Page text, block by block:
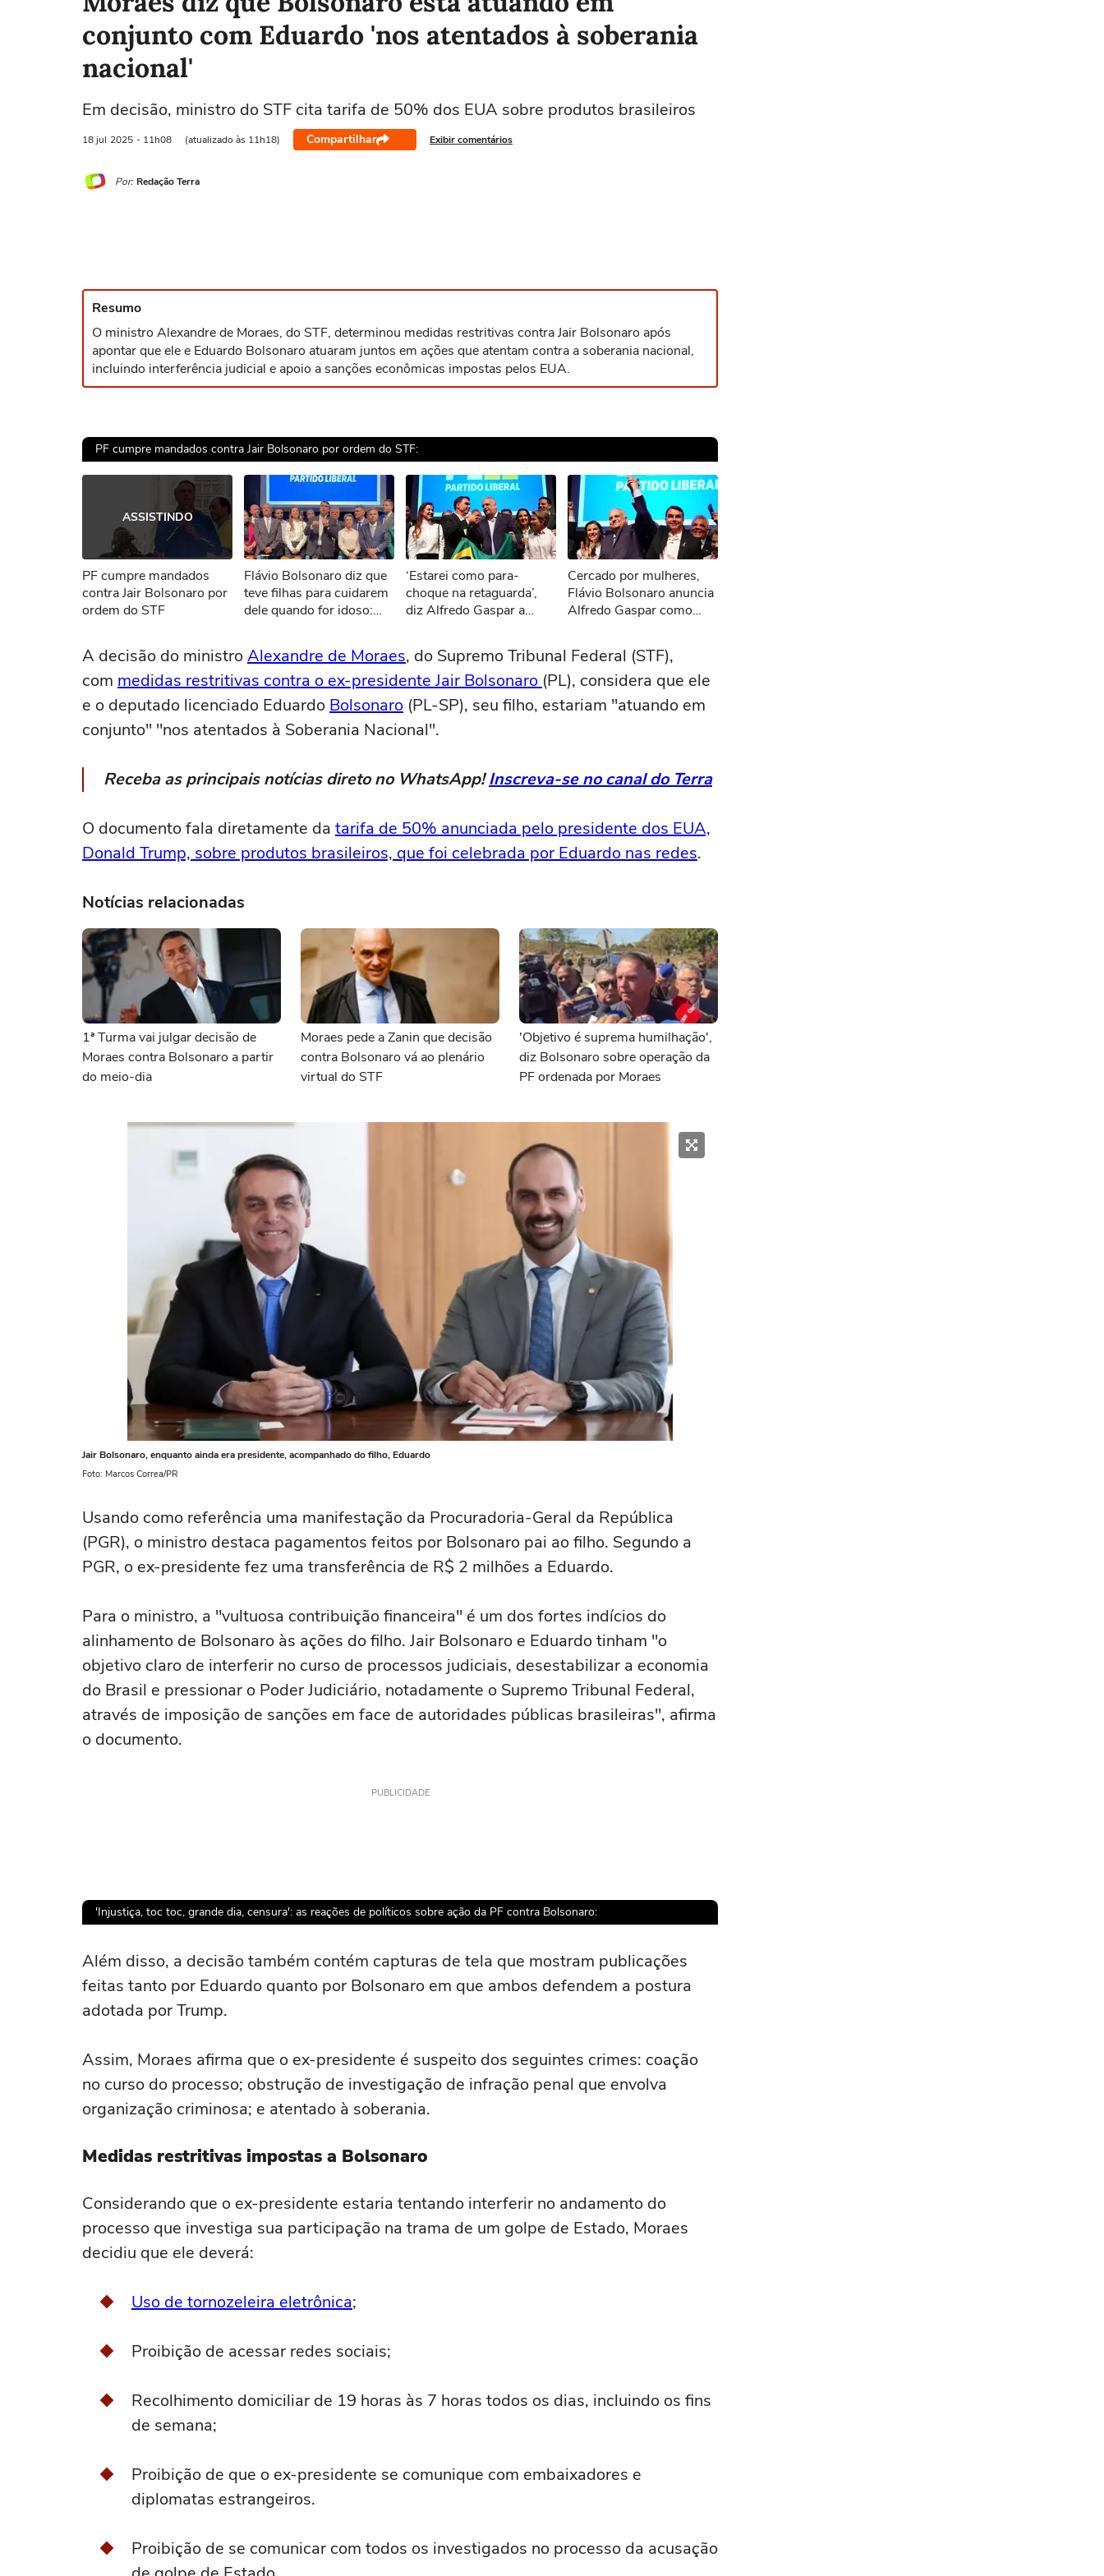
conjunto com Eduardo 'nos atentados à soberania
nacional'
Em decisão, ministro do STF cita tarifa de 50% dos EUA sobre produtos brasileiros
18 jul 2025 - 11h08 (atualizado às 11h18) Compartilhar Exibir comentários
Por: Redação Terra
Resumo
O ministro Alexandre de Moraes, do STF, determinou medidas restritivas contra Jair Bolsonaro após
apontar que ele e Eduardo Bolsonaro atuaram juntos em ações que atentam contra a soberania nacional,
incluindo interferência judicial e apoio a sanções econômicas impostas pelos EUA.
PF cumpre mandados contra Jair Bolsonaro por ordem do STF:
Não foi possível reproduzir o vídeo
Tentar novamente
ASSISTINDO
PF cumpre mandados
contra Jair Bolsonaro por
ordem do STF
Flávio Bolsonaro diz que
teve filhas para cuidarem
dele quando for idoso:
‘Estarei como para-
choque na retaguarda’,
diz Alfredo Gaspar a
Cercado por mulheres,
Flávio Bolsonaro anuncia
Alfredo Gaspar como
A decisão do ministroAlexandre de Moraes, do Supremo Tribunal Federal (STF),
com medidas restritivas contra o ex-presidente Jair Bolsonaro (PL), considera que ele
e o deputado licenciado Eduardo Bolsonaro (PL-SP), seu filho, estariam "atuando em
conjunto" "nos atentados à Soberania Nacional".
Receba as principais notícias direto no WhatsApp!Inscreva-se no canal do Terra
O documento fala diretamente da tarifa de 50% anunciada pelo presidente dos EUA,
Donald Trump, sobre produtos brasileiros, que foi celebrada por Eduardo nas redes.
Notícias relacionadas
1ª Turma vai julgar decisão de
Moraes contra Bolsonaro a partir
do meio-dia
Moraes pede a Zanin que decisão
contra Bolsonaro vá ao plenário
virtual do STF
'Objetivo é suprema humilhação',
diz Bolsonaro sobre operação da
PF ordenada por Moraes
Jair Bolsonaro, enquanto ainda era presidente, acompanhado do filho, Eduardo
Foto: Marcos Correa/PR
Usando como referência uma manifestação da Procuradoria-Geral da República
(PGR), o ministro destaca pagamentos feitos por Bolsonaro pai ao filho. Segundo a
PGR, o ex-presidente fez uma transferência de R$ 2 milhões a Eduardo.
Para o ministro, a "vultuosa contribuição financeira" é um dos fortes indícios do
alinhamento de Bolsonaro às ações do filho. Jair Bolsonaro e Eduardo tinham "o
objetivo claro de interferir no curso de processos judiciais, desestabilizar a economia
do Brasil e pressionar o Poder Judiciário, notadamente o Supremo Tribunal Federal,
através de imposição de sanções em face de autoridades públicas brasileiras", afirma
o documento.
PUBLICIDADE
'Injustiça, toc toc, grande dia, censura': as reações de políticos sobre ação da PF contra Bolsonaro:
Ops!
Não foi possível reproduzir o vídeo
Além disso, a decisão também contém capturas de tela que mostram publicações
feitas tanto por Eduardo quanto por Bolsonaro em que ambos defendem a postura
adotada por Trump.
Assim, Moraes afirma que o ex-presidente é suspeito dos seguintes crimes: coação
no curso do processo; obstrução de investigação de infração penal que envolva
organização criminosa; e atentado à soberania.
Medidas restritivas impostas a Bolsonaro
Considerando que o ex-presidente estaria tentando interferir no andamento do
processo que investiga sua participação na trama de um golpe de Estado, Moraes
decidiu que ele deverá:
Uso de tornozeleira eletrônica;
Proibição de acessar redes sociais;
Recolhimento domiciliar de 19 horas às 7 horas todos os dias, incluindo os fins
de semana;
Proibição de que o ex-presidente se comunique com embaixadores e
diplomatas estrangeiros.
Proibição de se comunicar com todos os investigados no processo da acusação